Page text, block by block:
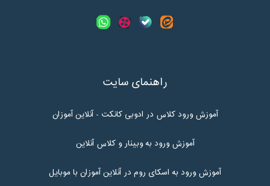
راهنمای سایت
آموزش ورود کلاس در ادوبی کانکت - آنلاین آموزان
آموزش ورود به وبینار و کلاس آنلاین
آموزش ورود به اسکای روم در آنلاین آموزان با موبایل